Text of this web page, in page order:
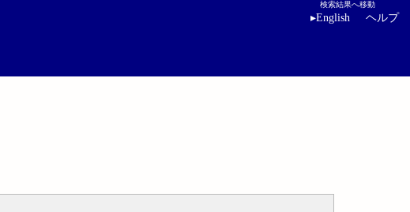
検索結果へ移動
▸English ヘルプ